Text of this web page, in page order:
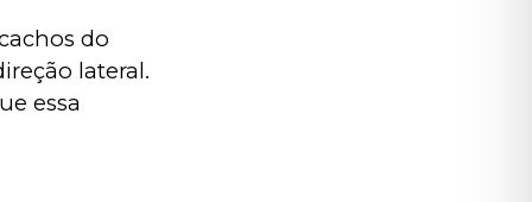
do
lateral.
essa